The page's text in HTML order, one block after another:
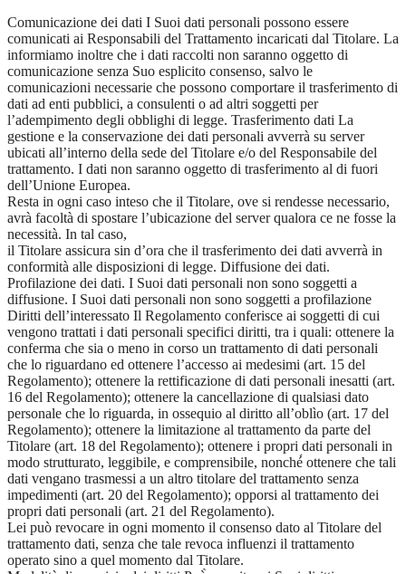
Comunicazione dei dati I Suoi dati personali possono essere
comunicati ai Responsabili del Trattamento incaricati dal Titolare. La
informiamo inoltre che i dati raccolti non saranno oggetto di
comunicazione senza Suo esplicito consenso, salvo le
comunicazioni necessarie che possono comportare il trasferimento di
dati ad enti pubblici, a consulenti o ad altri soggetti per
l’adempimento degli obblighi di legge. Trasferimento dati La
gestione e la conservazione dei dati personali avverrà su server
ubicati all’interno della sede del Titolare e/o del Responsabile del
trattamento. I dati non saranno oggetto di trasferimento al di fuori
dell’Unione Europea.
Resta in ogni caso inteso che il Titolare, ove si rendesse necessario,
avrà facoltà di spostare l’ubicazione del server qualora ce ne fosse la
necessità. In tal caso,
il Titolare assicura sin d’ora che il trasferimento dei dati avverrà in
conformità alle disposizioni di legge. Diffusione dei dati.
Profilazione dei dati. I Suoi dati personali non sono soggetti a
diffusione. I Suoi dati personali non sono soggetti a profilazione
Diritti dell’interessato Il Regolamento conferisce ai soggetti di cui
vengono trattati i dati personali specifici diritti, tra i quali: ottenere la
conferma che sia o meno in corso un trattamento di dati personali
che lo riguardano ed ottenere l’accesso ai medesimi (art. 15 del
Regolamento); ottenere la rettificazione di dati personali inesatti (art.
16 del Regolamento); ottenere la cancellazione di qualsiasi dato
personale che lo riguarda, in ossequio al diritto all’oblìo (art. 17 del
Regolamento); ottenere la limitazione al trattamento da parte del
Titolare (art. 18 del Regolamento); ottenere i propri dati personali in
modo strutturato, leggibile, e comprensibile, nonché́ ottenere che tali
dati vengano trasmessi a un altro titolare del trattamento senza
impedimenti (art. 20 del Regolamento); opporsi al trattamento dei
propri dati personali (art. 21 del Regolamento).
Lei può revocare in ogni momento il consenso dato al Titolare del
trattamento dati, senza che tale revoca influenzi il trattamento
operato sino a quel momento dal Titolare.